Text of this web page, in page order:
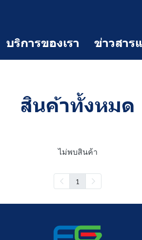
บริการของเรา ข่าวสาร
สินค้าทั้งหมด
ไม่พบสินค้า
1